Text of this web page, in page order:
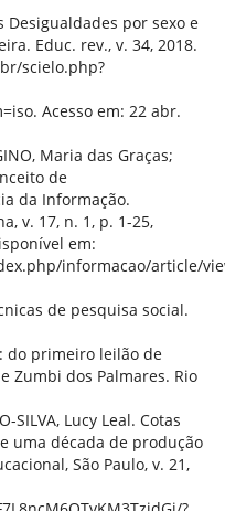
Desigualdades por sexo e
Educ. rev., v. 34, 2018.
scielo.php?
Acesso em: 22 abr.
Maria das Graças;
de
da Informação.
v. 17, n. 1, p. 1-25,
em:
informacao/article/
de pesquisa social.
do primeiro leilão de
Zumbi dos Palmares. Rio
SILVA, Lucy Leal. Cotas
uma década de produção
São Paulo, v. 21,